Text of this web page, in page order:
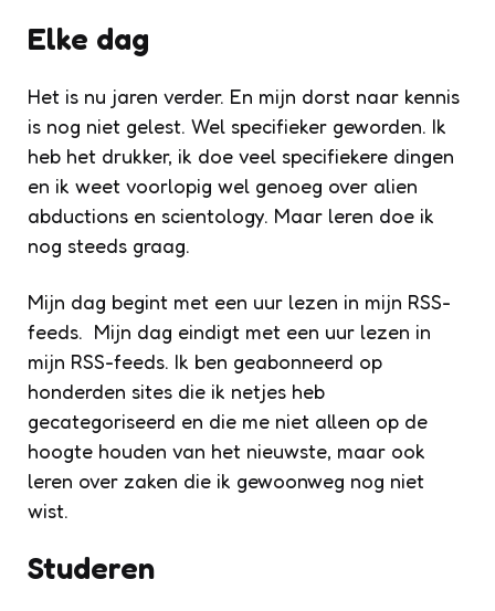
Elke dag
Het is nu jaren verder. En mijn dorst naar kennis
is nog niet gelest. Wel specifieker geworden. Ik
heb het drukker, ik doe veel specifiekere dingen
en ik weet voorlopig wel genoeg over alien
abductions en scientology. Maar leren doe ik
nog steeds graag.
Mijn dag begint met een uur lezen in mijn RSS-
feeds. Mijn dag eindigt met een uur lezen in
mijn RSS-feeds. Ik ben geabonneerd op
honderden sites die ik netjes heb
gecategoriseerd en die me niet alleen op de
hoogte houden van het nieuwste, maar ook
leren over zaken die ik gewoonweg nog niet
wist.
Studeren